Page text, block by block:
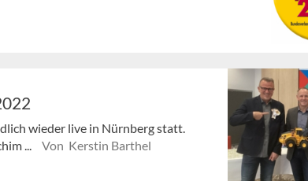
wieder live in Nürnberg statt.
...
Von Kerstin Barthel